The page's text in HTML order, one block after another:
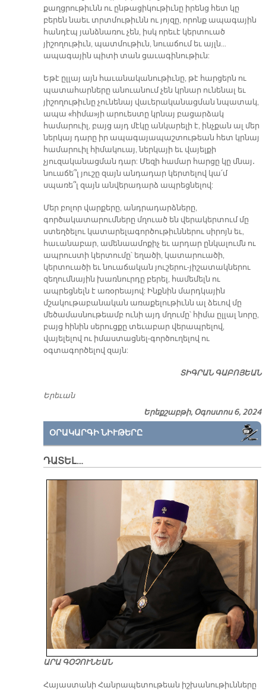
քաղցրութիւնն ու ընթացիկութիւնը իրենց հետ կը
բերեն նաեւ տրտմութիւնն ու յոյզը, որոնք ապագային
հանդէպ յանձնառու չեն, իսկ որեւէ կերտուած
յիշողութիւն, պատմութիւն, նուաճում եւ այլն…
ապագային պիտի տան ցաւագինութիւն:
Եթէ ըլլայ այն հաւանականութիւնը, թէ հարցերն ու
պատահարները անուանում չեն կրնար ունենալ եւ
յիշողութիւնը չունենայ վաւերականացման նպատակ,
ապա «հիմա»յի արուեստը կրնայ բացարձակ
համարուիլ, բայց այդ մէկը անկարելի է, ինչքան ալ մեր
ներկայ դարը իր ապագայապաշտութեան հետ կրնայ
համարուիլ հիմակուայ, ներկայի եւ վայելքի
չյուզականացման դար: Մեզի համար հարցը կը մնայ․
նուաճե՞լ յուշը զայն անդադար կերտելով կա՛մ
սպառե՞լ զայն անվերադարձ ապրեցնելով:
Մեր բոլոր վարքերը, անդրադարձները,
գործակատարումները մղուած են վերակերտում մը
ստեղծելու կատարելագործութիւններու սիրոյն եւ,
հաւանաբար, ամենաամոքիչ եւ արդար ընկալումն ու
ապրուստի կերտումը՝ եղածի, կատարուածի,
կերտուածի եւ նուաճական յուշերու-յիշատակներու
զեղումնային խառնուրդը բերել, համեմելն ու
ապրեցնելն է առօրեայով: Ինքնին մարդկային
մշակութաբանական առաքելութիւնն ալ ձեւով մը
մեծամասնութեամբ ունի այդ մղումը՝ հիմա ըլլալ նորը,
բայց հինին սերուցքը տեւաբար վերապրելով,
վայելելով ու իմաստացնել-գործուղելով ու
օգտագործելով զայն:
ՏԻԳՐԱՆ ԳԱԲՈՅԵԱՆ
Երեւան
Երեքշաբթի, Օգոստոս 6, 2024
ՕՐԱԿԱՐԳԻ ՆԻՒԹԵՐԸ
ԴԱՏԵԼ…
ԱՐԱ ԳՕՉՈՒՆԵԱՆ
​Հայաստանի Հանրապետութեան իշխանութիւնները